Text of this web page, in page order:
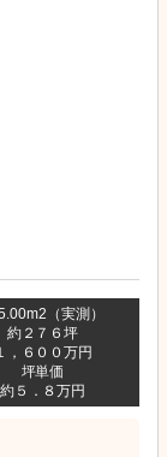
（実測）
約２７６坪
，６００万円
坪単価
約５．８万円